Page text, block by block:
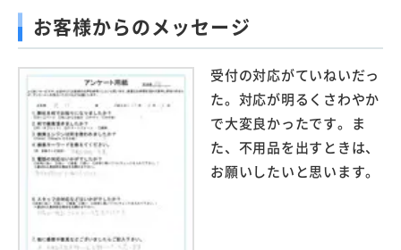
お客様からのメッセージ
受付の対応がていねいだっ
た。対応が明るくさわやか
で大変良かったです。ま
た、不用品を出すときは、
お願いしたいと思います。